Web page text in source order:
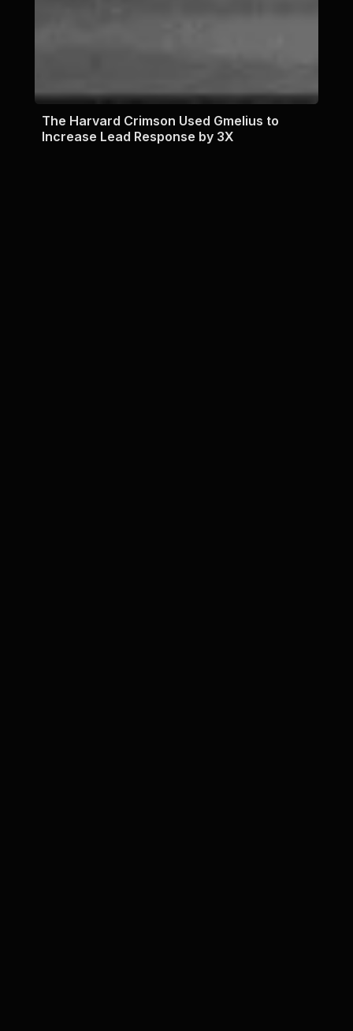
The Harvard Crimson Used Gmelius to
Increase Lead Response by 3X